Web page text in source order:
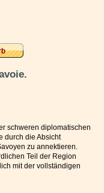
schweren diplomatischen
durch die Absicht
zu annektieren.
Teil der Region
mit der vollständigen